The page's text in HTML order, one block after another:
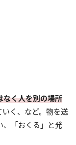
なく人を別の場所
く、など。物を送
、「おくる」と発